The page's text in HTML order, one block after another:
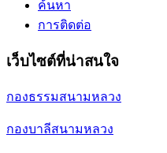
ค้นหา
การติดต่อ
เว็บไซต์ที่น่าสนใจ
กองธรรมสนามหลวง
กองบาลีสนามหลวง